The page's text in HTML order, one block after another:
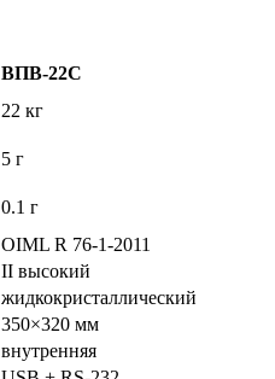
ВПВ-22С
22 кг
5 г
0.1 г
OIML R 76-1-2011
II высокий
жидкокристаллический
350×320 мм
внутренняя